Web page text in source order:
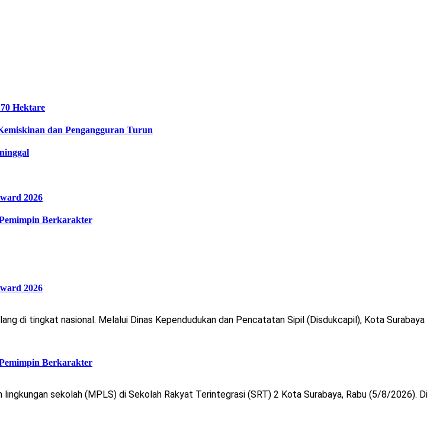
Hektare
dan Pengangguran Turun
2026
Berkarakter
2026
di tingkat nasional. Melalui Dinas Kependudukan dan Pencatatan Sipil (Disdukcapil), Kota Surabaya
Berkarakter
sekolah (MPLS) di Sekolah Rakyat Terintegrasi (SRT) 2 Kota Surabaya, Rabu (5/8/2026). Di